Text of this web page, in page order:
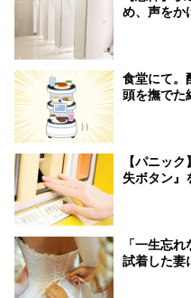
め、声を
食堂にて。
頭を撫で
【パニッ
失ボタン』
「一生忘
試着した